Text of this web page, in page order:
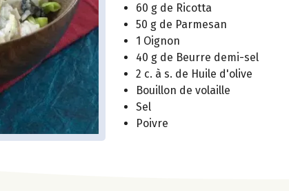
60 g de Ricotta
50 g de Parmesan
1 Oignon
40 g de Beurre demi-sel
2 c. à s. de Huile d'olive
Bouillon de volaille
Sel
Poivre